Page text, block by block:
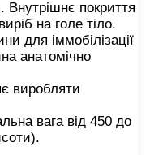
Внутрішнє покриття
на голе тіло.
для іммобілізації
анатомічно
виробляти
вага від 450 до